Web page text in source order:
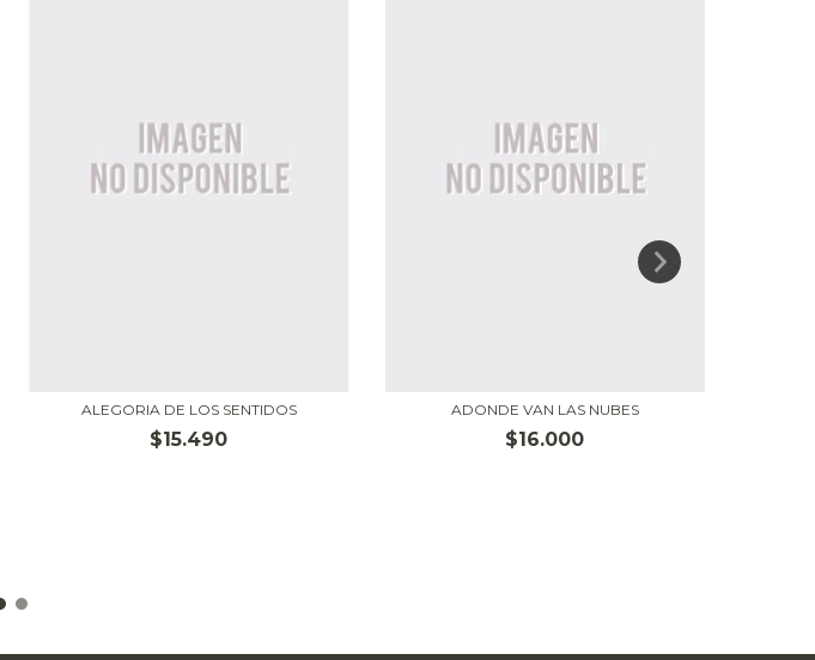
ALEGORIA DE LOS SENTIDOS
$15.490
ADONDE VAN LAS NUBES
$16.000